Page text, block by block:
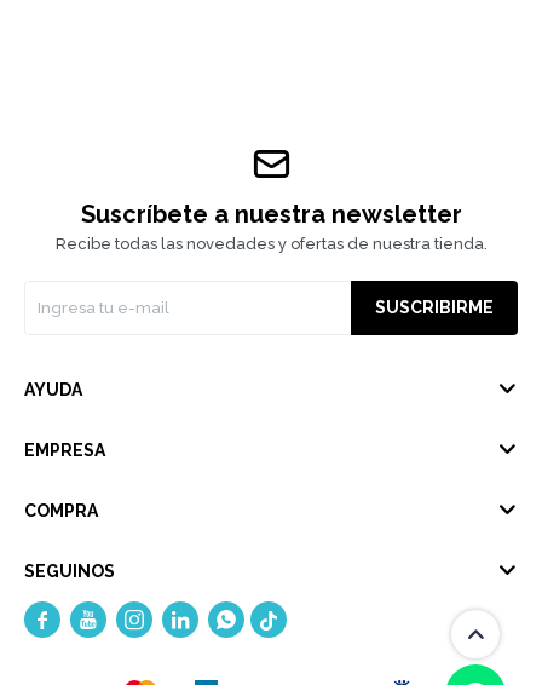
Suscríbete a nuestra newsletter
Recibe todas las novedades y ofertas de nuestra tienda.
SUSCRIBIRME
AYUDA
EMPRESA
COMPRA
SEGUINOS
    